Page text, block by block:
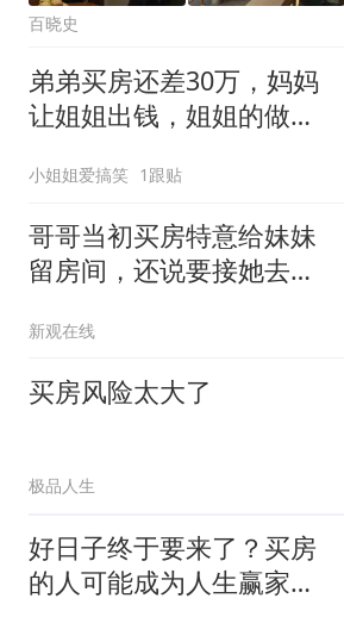
百晓史
弟弟买房还差30万，妈妈
让姐姐出钱，姐姐的做法
小姐姐爱搞笑 1跟贴
哥哥当初买房特意给妹妹
留房间，还说要接她去城
新观在线
买房风险太大了
极品人生
好日子终于要来了？买房
的人可能成为人生赢家，